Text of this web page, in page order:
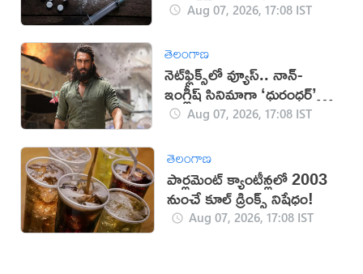
Aug 07, 2026, 17:08 IST
తెలంగాణ
నెట్‌ఫ్లిక్స్‌లో వ్యూస్.. నాన్-
ఇంగ్లీష్ సినిమాగా ‘ధురంధర్’
రికార్డుAug 07, 2026, 17:08 IST
తెలంగాణ
పార్లమెంట్ క్యాంటీన్లలో 2003
నుంచే కూల్ డ్రింక్స్ నిషేధం!
Aug 07, 2026, 17:08 IST